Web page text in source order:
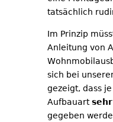
tatsächlich
Im Prinzip
Anleitung von
sich bei
gezeigt, dass
Aufbauart
gegeben